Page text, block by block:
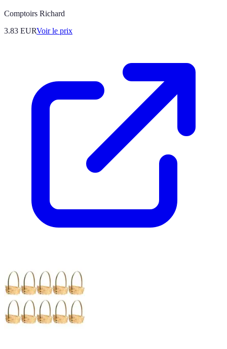
Comptoirs Richard
3.83 EURVoir le prix